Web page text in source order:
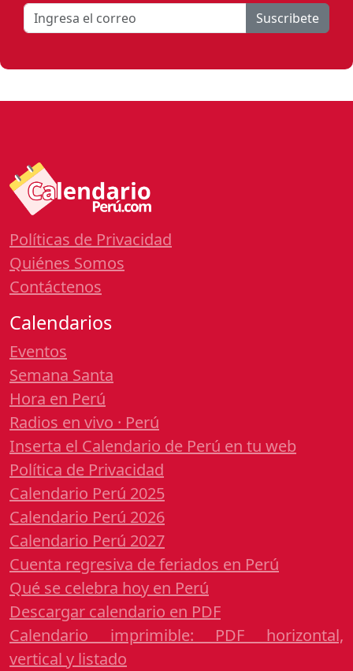
Suscribete
Políticas de Privacidad
Quiénes Somos
Contáctenos
Calendarios
Eventos
Semana Santa
Hora en Perú
Radios en vivo · Perú
Inserta el Calendario de Perú en tu web
Política de Privacidad
Calendario Perú 2025
Calendario Perú 2026
Calendario Perú 2027
Cuenta regresiva de feriados en Perú
Qué se celebra hoy en Perú
Descargar calendario en PDF
Calendario imprimible: PDF horizontal,
vertical y listado